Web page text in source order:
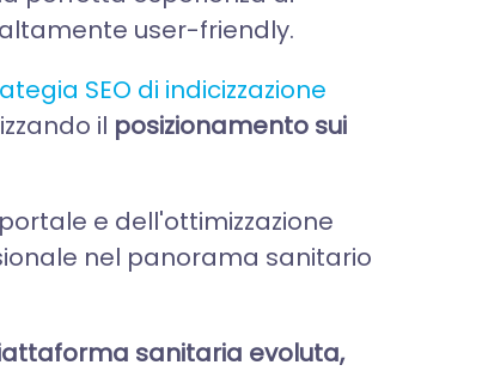
user-friendly.
SEO di indicizzazione
il posizionamento sui
e dell'ottimizzazione
nel panorama sanitario
sanitaria evoluta,